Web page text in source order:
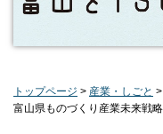
トップページ > 産業・しごと >
富山県ものづくり産業未来戦